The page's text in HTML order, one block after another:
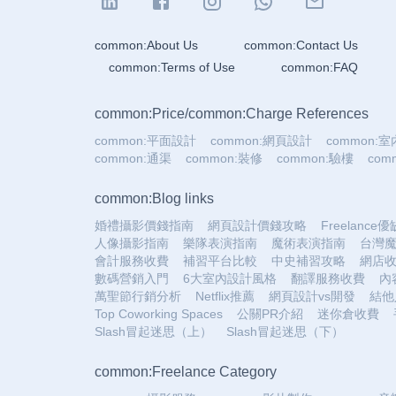
common:About Us
common:Contact Us
common:Terms of Use
common:FAQ
common:Price/common:Charge References
common:平面設計 common:網頁設計
common:室
common:通渠
common:裝修 common:驗樓
common:Blog links
婚禮攝影價錢指南 網頁設計價錢攻略
Freelance優
人像攝影指南
樂隊表演指南 魔術表演指南
台灣
會計服務收費
補習平台比較 中史補習攻略
網店
數碼營銷入門
6大室內設計風格 翻譯服務收費
內
萬聖節行銷分析
Netflix推薦 網頁設計vs開發
結
Top Coworking Spaces
公關PR介紹 迷你倉收費
Slash冒起迷思（上）
Slash冒起迷思（下）
common:Freelance Category